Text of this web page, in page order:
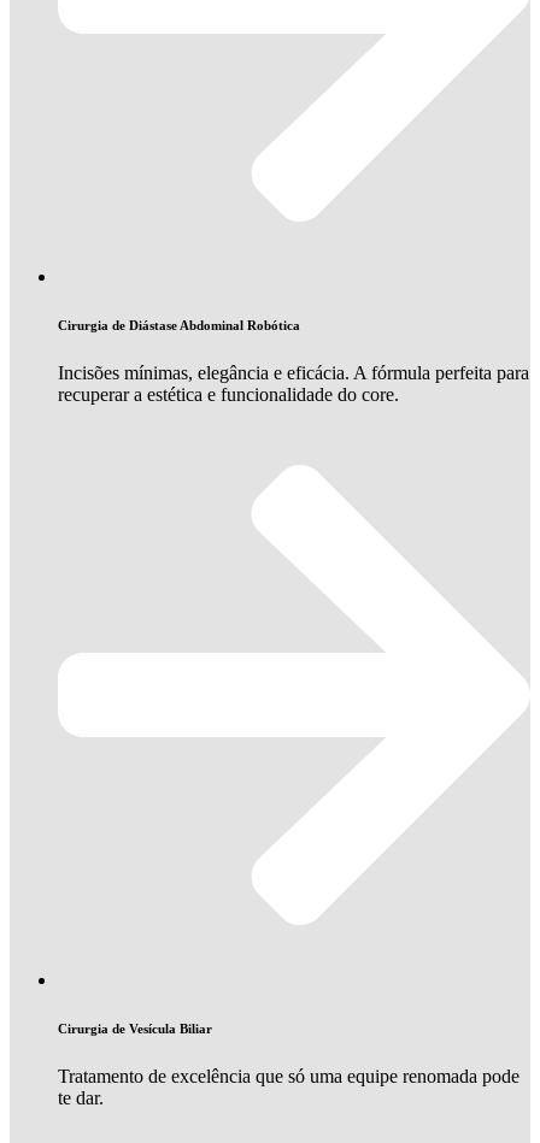
Cirurgia de Diástase Abdominal Robótica
Incisões mínimas, elegância e eficácia. A fórmula perfeita para
recuperar a estética e funcionalidade do core.
Cirurgia de Vesícula Biliar
Tratamento de excelência que só uma equipe renomada pode
te dar.